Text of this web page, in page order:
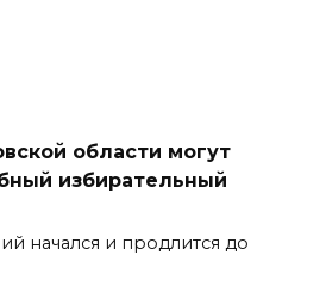
области могут
избирательный
начался и продлится до